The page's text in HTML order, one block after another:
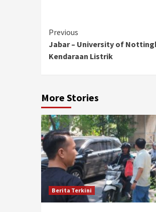
Continue
Reading
Previous
Jabar – University of
Kendaraan Listrik
More Stories
Berita Terkini